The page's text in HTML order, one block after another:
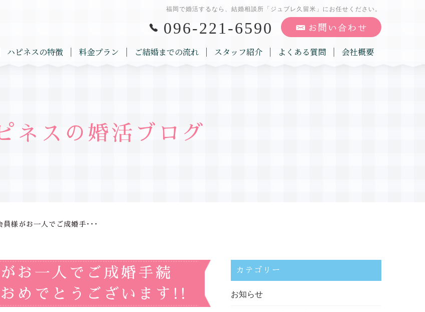
福岡で婚活するなら、結婚相談所「ジュブレ久留米」にお任せください。
096-221-6590
ハピネスの特徴 料金プラン ご結婚までの流れ スタッフ紹介 よくある質問 会社概要
ネスの婚活ブログ
員様がお一人でご成婚手･･･
お一人でご成婚手続
めでとうございます!!
カテゴリー
お知らせ